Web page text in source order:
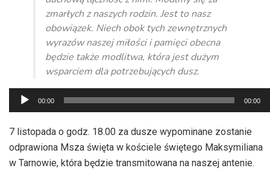
zmarłych z naszych rodzin. Jest to nasz
obowiązek. Niech obok tych zewnętrznych
wyrazów naszej miłości i pamięci obecna
będzie także modlitwa, która jest dużym
wsparciem dla potrzebujących dusz.
Odtwarzacz
plików
dźwiękowych
00:00 00:00
7 listopada o godz. 18.00 za dusze wypominane zostanie
odprawiona Msza święta w kościele świętego Maksymiliana
w Tarnowie, która będzie transmitowana na naszej antenie.